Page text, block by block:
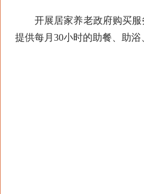
开展居家养老政府购买服
提供每月30小时的助餐、助